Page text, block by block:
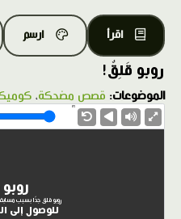
اقرأ ارسم
روبو قَلِقٌ!
الموضوعات: قصص مضحكة،
روبو قلق جدًا بسبب
للوصول إلى